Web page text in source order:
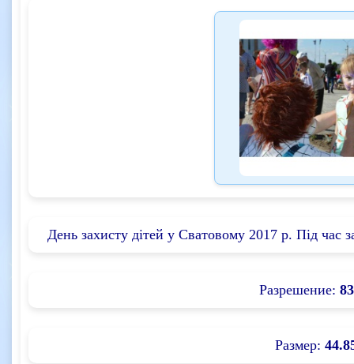
День захисту дітей у Сватовому 2017 р. Під час
Разрешение:
Размер: